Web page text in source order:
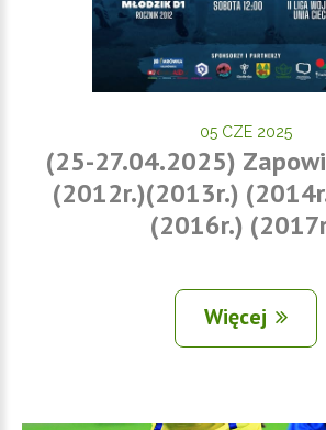
05 CZE 2025
(25-27.04.2025)
(2012r.)(2013r.)
(2016r.)
Więcej